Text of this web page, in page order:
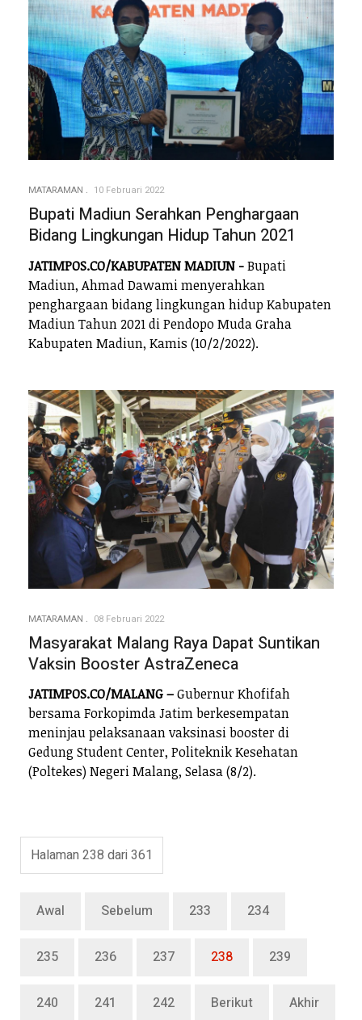
MATARAMAN 10 Februari 2022
Bupati Madiun Serahkan Penghargaan
Bidang Lingkungan Hidup Tahun 2021
JATIMPOS.CO/KABUPATEN MADIUN -Bupati
Madiun, Ahmad Dawami menyerahkan
penghargaan bidang lingkungan hidup Kabupaten
Madiun Tahun 2021 di Pendopo Muda Graha
Kabupaten Madiun, Kamis (10/2/2022).
MATARAMAN 08 Februari 2022
Masyarakat Malang Raya Dapat Suntikan
Vaksin Booster AstraZeneca
JATIMPOS.CO/MALANG –Gubernur Khofifah
bersama Forkopimda Jatim berkesempatan
meninjau pelaksanaan vaksinasi booster di
Gedung Student Center, Politeknik Kesehatan
(Poltekes) Negeri Malang, Selasa (8/2).
Halaman 238 dari 361
Awal Sebelum 233 234
235 236 237 238 239
240 241 242 Berikut Akhir